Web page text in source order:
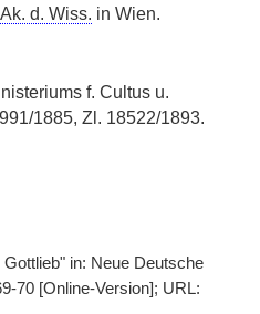
Ak. d. Wiss. in Wien.
f. Cultus u.
1885, Zl. 18522/1893.
in: Neue Deutsche
70 [Online-Version]; URL: